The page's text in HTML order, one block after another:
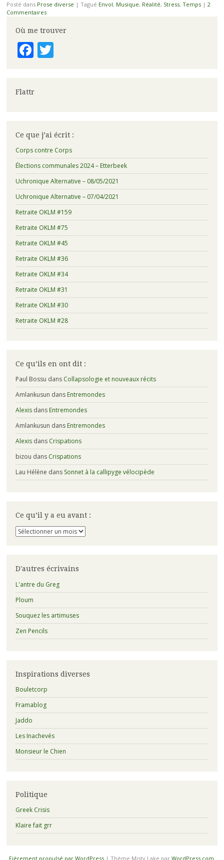
Posté dans Prose diverse | Tagué Envol, Musique, Réalité, Stress, Temps | 2
Commentaires
Où me trouver
Facebook
Twitter
Flattr
Ce que j’ai écrit :
Corps contre Corps
Élections communales 2024 – Etterbeek
Uchronique Alternative – 08/05/2021
Uchronique Alternative – 07/04/2021
Retraite OKLM #159
Retraite OKLM #75
Retraite OKLM #45
Retraite OKLM #36
Retraite OKLM #34
Retraite OKLM #31
Retraite OKLM #30
Retraite OKLM #28
Ce qu’ils en ont dit :
Paul Bossu dans Collapsologie et nouveaux récits
Amlankusun dans Entremondes
Alexisdans Entremondes
Amlankusun dans Entremondes
Alexisdans Crispations
bizou dans Crispations
Lau Hélène dans Sonnet à la callipyge vélocipède
Ce qu’il y a eu avant :
Ce
qu’il
eu
:
D'autres écrivains
L'antre du Greg
Ploum
Souquez les artimuses
Zen Pencils
Inspirations diverses
Bouletcorp
Framablog
Jaddo
Les Inachevés
Monsieur le Chien
Politique
Greek Crisis
Klaire fait grr
Fièrement propulsé par WordPress | Thème Misty Lake par WordPress.com